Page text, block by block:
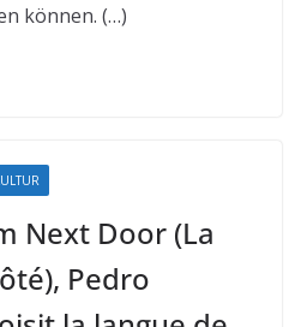
können. (…)
Next Door (La
Pedro